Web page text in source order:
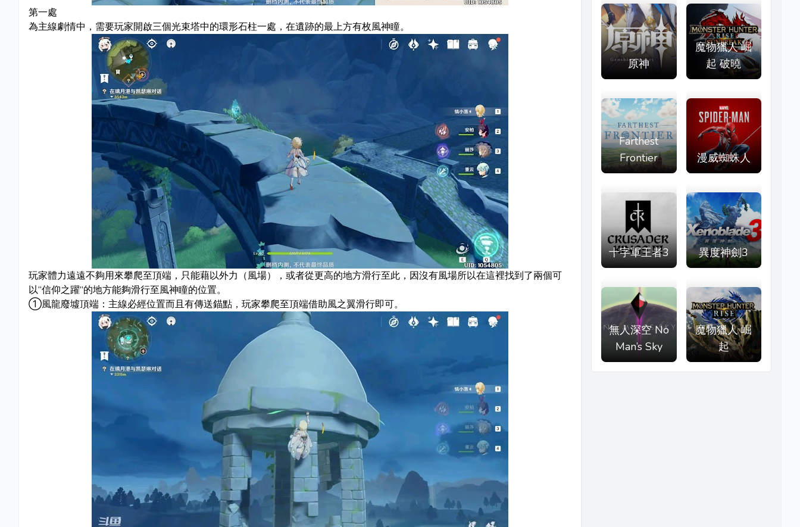
第一處
為主線劇情中，需要玩家開啟三個光束塔中的環形石柱一處，在遺跡的最上方有枚風神瞳。
玩家體力遠遠不夠用來攀爬至頂端，只能藉以外力（風場），或者從更高的地方滑行至此，因沒有風場所以在這裡找到了兩個可
以“信仰之躍”的地方能夠滑行至風神瞳的位置。
①風龍廢墟頂端：主線必經位置而且有傳送錨點，玩家攀爬至頂端借助風之翼滑行即可。
原神
魔物獵人 崛
起 破曉
Farthest
Frontier
漫威蜘蛛人
十字軍王者3 異度神劍3
無人深空 No
Man’s Sky
魔物獵人 崛
起